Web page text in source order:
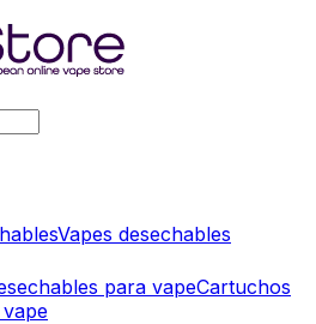
Vapes desechables
para vapeCartuchos